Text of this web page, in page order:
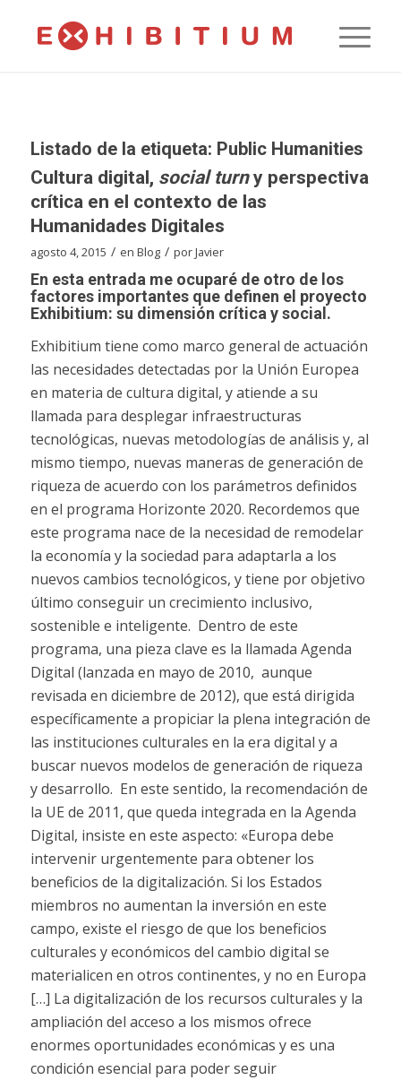
Listado de la etiqueta: Public Humanities
Cultura digital, social turny perspectiva
crítica en el contexto de las
Humanidades Digitales
agosto 4, 2015 / en Blog / porJavier
En esta entrada me ocuparé de otro de los
factores importantes que definen el proyecto
Exhibitium: su dimensión crítica y social.
Exhibitium tiene como marco general de actuación
las necesidades detectadas por la Unión Europea
en materia de cultura digital, y atiende a su
llamada para desplegar infraestructuras
tecnológicas, nuevas metodologías de análisis y, al
mismo tiempo, nuevas maneras de generación de
riqueza de acuerdo con los parámetros definidos
en el programa Horizonte 2020. Recordemos que
este programa nace de la necesidad de remodelar
la economía y la sociedad para adaptarla a los
nuevos cambios tecnológicos, y tiene por objetivo
último conseguir un crecimiento inclusivo,
sostenible e inteligente. Dentro de este
programa, una pieza clave es la llamada Agenda
Digital (lanzada en mayo de 2010, aunque
revisada en diciembre de 2012), que está dirigida
específicamente a propiciar la plena integración de
las instituciones culturales en la era digital y a
buscar nuevos modelos de generación de riqueza
y desarrollo. En este sentido, la recomendación de
la UE de 2011, que queda integrada en la Agenda
Digital, insiste en este aspecto: «Europa debe
intervenir urgentemente para obtener los
beneficios de la digitalización. Si los Estados
miembros no aumentan la inversión en este
campo, existe el riesgo de que los beneficios
culturales y económicos del cambio digital se
materialicen en otros continentes, y no en Europa
[…] La digitalización de los recursos culturales y la
ampliación del acceso a los mismos ofrece
enormes oportunidades económicas y es una
condición esencial para poder seguir